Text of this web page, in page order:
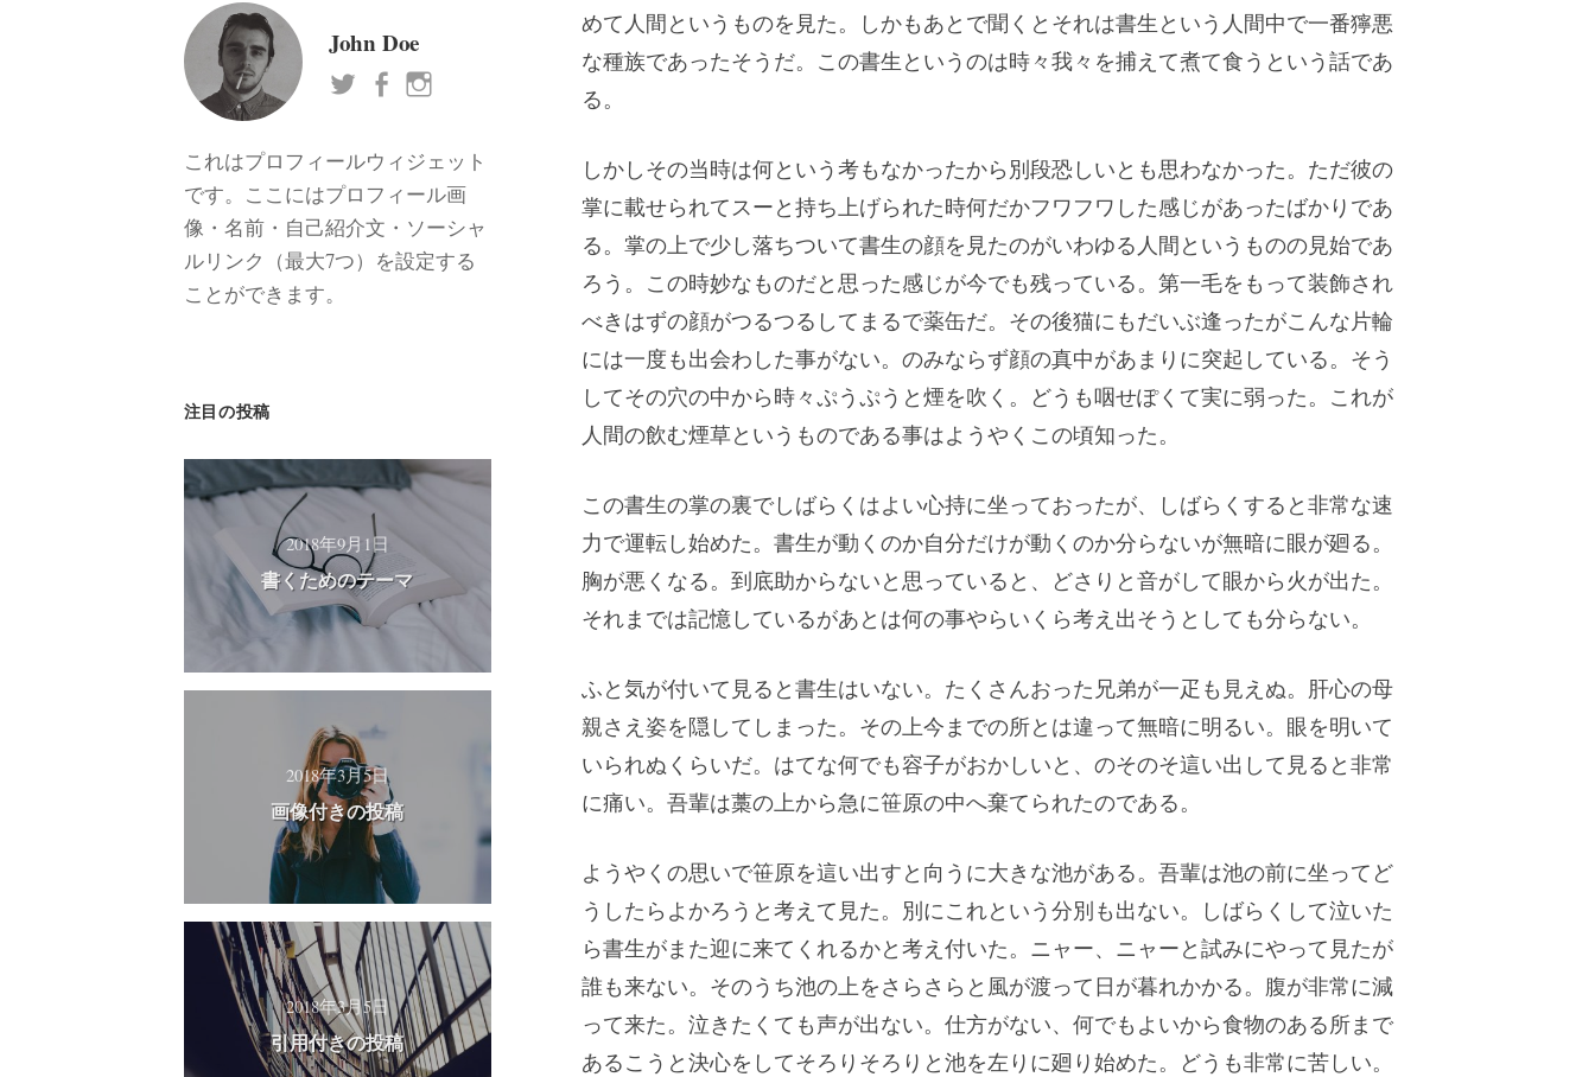
めて人間というものを見た。しかもあとで聞くとそれは書生という人間中で一番獰悪
な種族であったそうだ。この書生というのは時々我々を捕えて煮て食うという話であ
る。
しかしその当時は何という考もなかったから別段恐しいとも思わなかった。ただ彼の
掌に載せられてスーと持ち上げられた時何だかフワフワした感じがあったばかりであ
る。掌の上で少し落ちついて書生の顔を見たのがいわゆる人間というものの見始であ
ろう。この時妙なものだと思った感じが今でも残っている。第一毛をもって装飾され
べきはずの顔がつるつるしてまるで薬缶だ。その後猫にもだいぶ逢ったがこんな片輪
には一度も出会わした事がない。のみならず顔の真中があまりに突起している。そう
してその穴の中から時々ぷうぷうと煙を吹く。どうも咽せぽくて実に弱った。これが
人間の飲む煙草というものである事はようやくこの頃知った。
この書生の掌の裏でしばらくはよい心持に坐っておったが、しばらくすると非常な速
力で運転し始めた。書生が動くのか自分だけが動くのか分らないが無暗に眼が廻る。
胸が悪くなる。到底助からないと思っていると、どさりと音がして眼から火が出た。
それまでは記憶しているがあとは何の事やらいくら考え出そうとしても分らない。
ふと気が付いて見ると書生はいない。たくさんおった兄弟が一疋も見えぬ。肝心の母
親さえ姿を隠してしまった。その上今までの所とは違って無暗に明るい。眼を明いて
いられぬくらいだ。はてな何でも容子がおかしいと、のそのそ這い出して見ると非常
に痛い。吾輩は藁の上から急に笹原の中へ棄てられたのである。
ようやくの思いで笹原を這い出すと向うに大きな池がある。吾輩は池の前に坐ってど
うしたらよかろうと考えて見た。別にこれという分別も出ない。しばらくして泣いた
ら書生がまた迎に来てくれるかと考え付いた。ニャー、ニャーと試みにやって見たが
誰も来ない。そのうち池の上をさらさらと風が渡って日が暮れかかる。腹が非常に減
って来た。泣きたくても声が出ない。仕方がない、何でもよいから食物のある所まで
あるこうと決心をしてそろりそろりと池を左りに廻り始めた。どうも非常に苦しい。
John Doe
これはプロフィールウィジェット
です。ここにはプロフィール画
像・名前・自己紹介文・ソーシャ
ルリンク（最大7つ）を設定する
ことができます。
注目の投稿
2018年9月1日
書くためのテーマ
2018年3月5日
画像付きの投稿
2018年3月5日
引用付きの投稿